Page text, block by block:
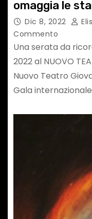
omaggia le
Dic 8, 2022
Commento
Una serata da
2022 al NUOVO
Nuovo Teatro
Gala